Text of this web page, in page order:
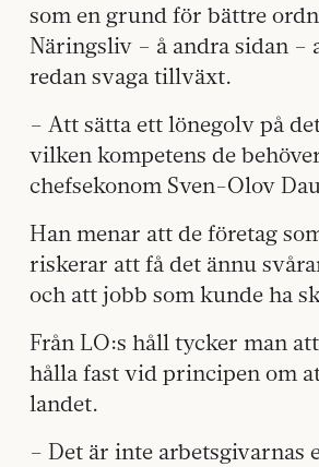
som en grund för bättre
Näringsliv – å andra sidan –
redan svaga tillväxt.
– Att sätta ett lönegolv på
vilken kompetens de
chefsekonom Sven-Olov
Han menar att de företag
riskerar att få det ännu
och att jobb som kunde ha
Från LO:s håll tycker man
hålla fast vid principen om
landet.
– Det är inte arbetsgivarnas